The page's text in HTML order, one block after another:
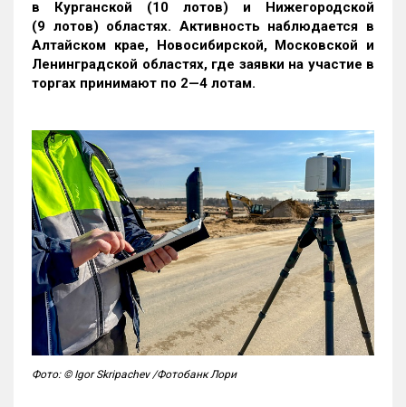
в Курганской (10 лотов) и Нижегородской
(9 лотов) областях. Активность наблюдается в
Алтайском крае, Новосибирской, Московской и
Ленинградской областях, где заявки на участие в
торгах принимают по 2—4 лотам.
Фото: © Igor Skripachev /Фотобанк Лори